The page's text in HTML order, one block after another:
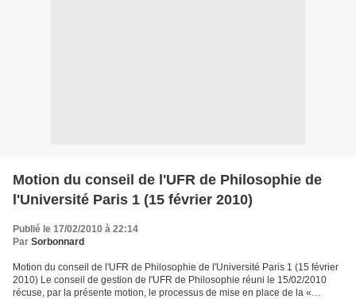
Motion du conseil de l'UFR de Philosophie de
l'Université Paris 1 (15 février 2010)
Publié le 17/02/2010 à 22:14
Par Sorbonnard
Motion du conseil de l'UFR de Philosophie de l'Université Paris 1 (15 février
2010) Le conseil de gestion de l'UFR de Philosophie réuni le 15/02/2010
récuse, par la présente motion, le processus de mise en place de la «